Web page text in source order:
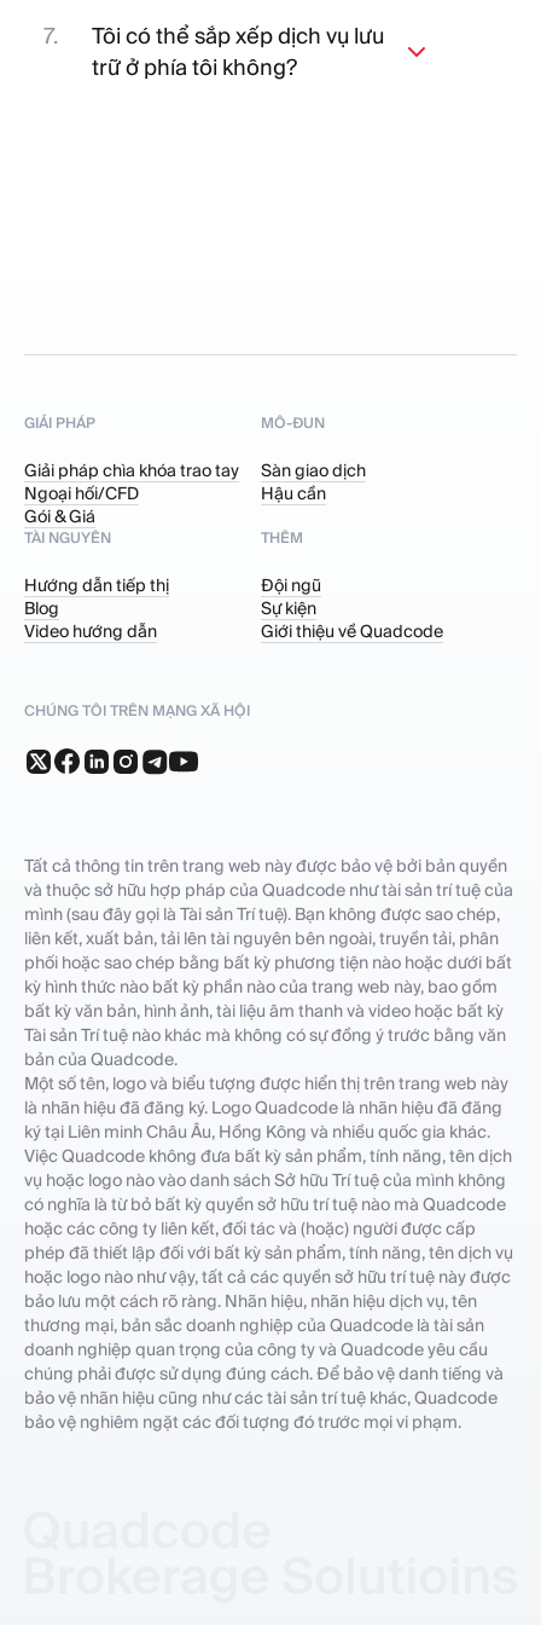
cần.
Tôi có thể sắp xếp dịch vụ lưu
trữ ở phía tôi không?
GIẢI PHÁP
Giải pháp chìa khóa trao tay
Ngoại hối/CFD
Gói & Giá
MÔ-ĐUN
Sàn giao dịch
Hậu cần
TÀI NGUYÊN
Hướng dẫn tiếp thị
Blog
Video hướng dẫn
THÊM
Đội ngũ
Sự kiện
Giới thiệu về Quadcode
CHÚNG TÔI TRÊN MẠNG XÃ HỘI
Tất cả thông tin trên trang web này được bảo vệ bởi bản quyền
và thuộc sở hữu hợp pháp của Quadcode như tài sản trí tuệ của
mình (sau đây gọi là Tài sản Trí tuệ). Bạn không được sao chép,
liên kết, xuất bản, tải lên tài nguyên bên ngoài, truyền tải, phân
phối hoặc sao chép bằng bất kỳ phương tiện nào hoặc dưới bất
kỳ hình thức nào bất kỳ phần nào của trang web này, bao gồm
bất kỳ văn bản, hình ảnh, tài liệu âm thanh và video hoặc bất kỳ
Tài sản Trí tuệ nào khác mà không có sự đồng ý trước bằng văn
bản của Quadcode.
Một số tên, logo và biểu tượng được hiển thị trên trang web này
là nhãn hiệu đã đăng ký. Logo Quadcode là nhãn hiệu đã đăng
ký tại Liên minh Châu Âu, Hồng Kông và nhiều quốc gia khác.
Việc Quadcode không đưa bất kỳ sản phẩm, tính năng, tên dịch
vụ hoặc logo nào vào danh sách Sở hữu Trí tuệ của mình không
có nghĩa là từ bỏ bất kỳ quyền sở hữu trí tuệ nào mà Quadcode
hoặc các công ty liên kết, đối tác và (hoặc) người được cấp
phép đã thiết lập đối với bất kỳ sản phẩm, tính năng, tên dịch vụ
hoặc logo nào như vậy, tất cả các quyền sở hữu trí tuệ này được
bảo lưu một cách rõ ràng. Nhãn hiệu, nhãn hiệu dịch vụ, tên
thương mại, bản sắc doanh nghiệp của Quadcode là tài sản
doanh nghiệp quan trọng của công ty và Quadcode yêu cầu
chúng phải được sử dụng đúng cách. Để bảo vệ danh tiếng và
bảo vệ nhãn hiệu cũng như các tài sản trí tuệ khác, Quadcode
bảo vệ nghiêm ngặt các đối tượng đó trước mọi vi phạm.